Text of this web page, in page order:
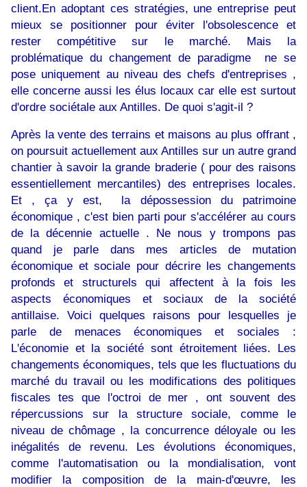
client.En adoptant ces stratégies, une entreprise peut
mieux se positionner pour éviter l'obsolescence et
rester compétitive sur le marché. Mais la
problématique du changement de paradigme ne se
pose uniquement au niveau des chefs d'entreprises ,
elle concerne aussi les élus locaux car elle est surtout
d'ordre sociétale aux Antilles. De quoi s'agit-il ?
Après la vente des terrains et maisons au plus offrant ,
on poursuit actuellement aux Antilles sur un autre grand
chantier à savoir la grande braderie ( pour des raisons
essentiellement mercantiles) des entreprises locales.
Et , ça y est, la dépossession du patrimoine
économique , c'est bien parti pour s'accélérer au cours
de la décennie actuelle . Ne nous y trompons pas
quand je parle dans mes articles de mutation
économique et sociale pour décrire les changements
profonds et structurels qui affectent à la fois les
aspects économiques et sociaux de la société
antillaise. Voici quelques raisons pour lesquelles je
parle de menaces économiques et sociales :
L'économie et la société sont étroitement liées. Les
changements économiques, tels que les fluctuations du
marché du travail ou les modifications des politiques
fiscales tes que l'octroi de mer , ont souvent des
répercussions sur la structure sociale, comme le
niveau de chômage , la concurrence déloyale ou les
inégalités de revenu. Les évolutions économiques,
comme l'automatisation ou la mondialisation, vont
modifier la composition de la main-d'œuvre, les